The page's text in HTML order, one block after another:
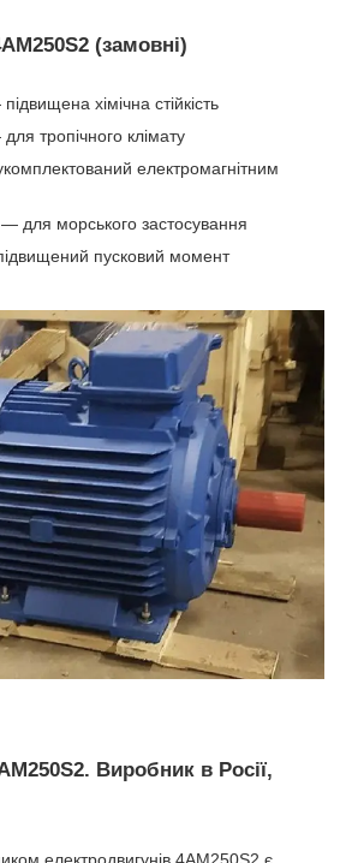
(замовні)
хімічна стійкість
тропічного клімату
електромагнітним
морського застосування
пусковий момент
Виробник в Росії,